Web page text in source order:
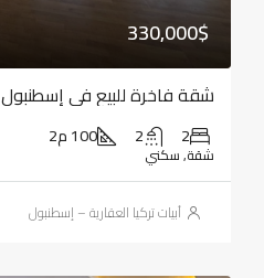
330,000$
شقة فاخرة للبيع في إسطنبول 2+1
2
2 100 م2
شقة, سكني
أبيات تركيا العقارية – إسطنبول